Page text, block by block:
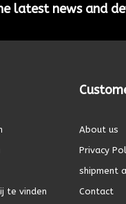
latest news and
te vinden
About us
Privacy
shipment
Contact